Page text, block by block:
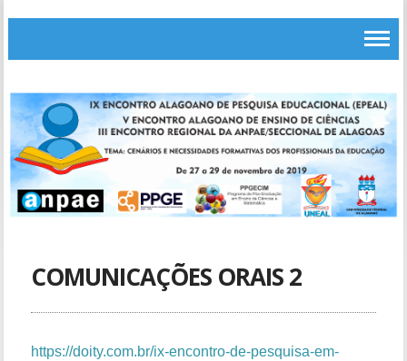
COMUNICAÇÕES ORAIS 2
https://doity.com.br/ix-encontro-de-pesquisa-em-